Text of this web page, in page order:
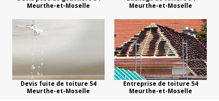
Meurthe-et-Moselle
Meurthe-et-Moselle
Devis fuite de toiture 54
Meurthe-et-Moselle
Entreprise de toiture 54
Meurthe-et-Moselle